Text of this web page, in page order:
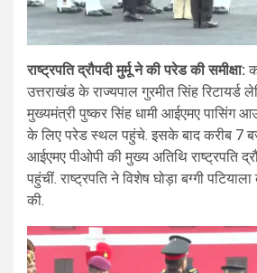
राष्ट्रपति द्रौपदी मुर्मू ने की परेड की समीक्षा:
उत्तराखंड के राज्यपाल गुरमीत सिंह
मुख्यमंत्री पुष्कर सिंह धामी आईएमए पासिंग
के लिए परेड स्थल पहुंचे. इसके बाद करीब 7
आईएमए पीओपी की मुख्य अतिथि राष्ट्रपति
पहुंचीं. राष्ट्रपति ने विशेष घोड़ा बग्गी
की.